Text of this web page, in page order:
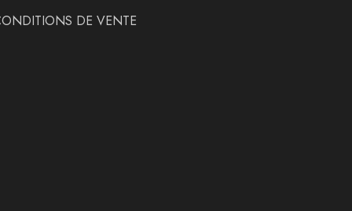
DE VENTE